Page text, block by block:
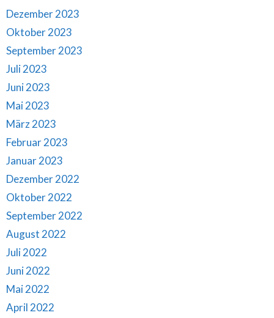
Dezember 2023
Oktober 2023
September 2023
Juli 2023
Juni 2023
Mai 2023
März 2023
Februar 2023
Januar 2023
Dezember 2022
Oktober 2022
September 2022
August 2022
Juli 2022
Juni 2022
Mai 2022
April 2022